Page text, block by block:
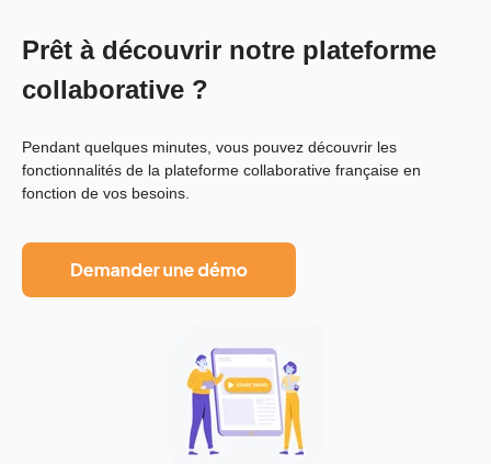
Prêt à découvrir notre plateforme
collaborative ?
Pendant quelques minutes, vous pouvez découvrir les
fonctionnalités de la plateforme collaborative française en
fonction de vos besoins.